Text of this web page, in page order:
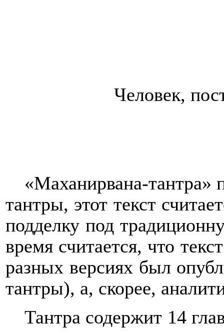
Человек,
«Маханирвана-тантра»
тантры, этот текст
подделку под
время считается, что
разных версиях был
тантры), а, скорее,
Тантра содержит 14